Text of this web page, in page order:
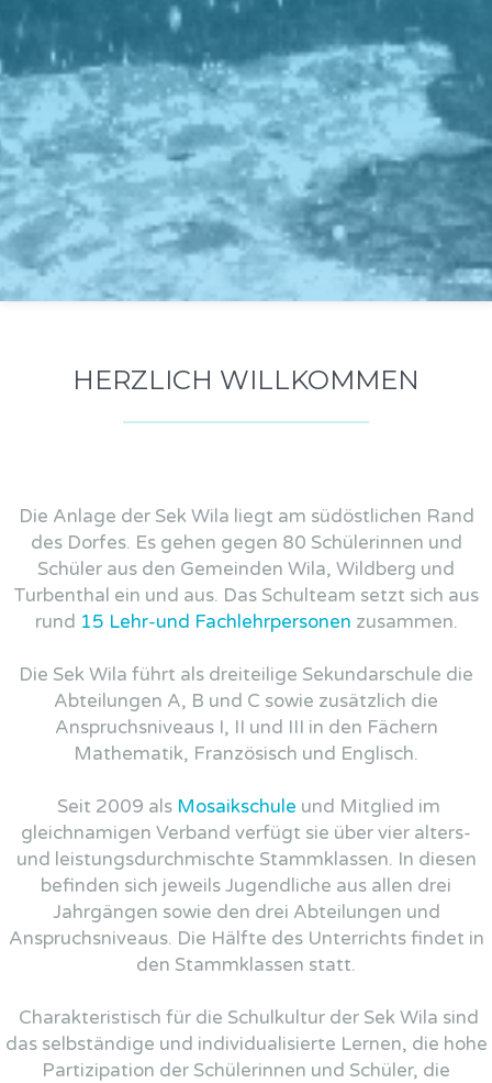
HERZLICH WILLKOMMEN
Die Anlage der Sek Wila liegt am südöstlichen Rand
des Dorfes. Es gehen gegen 80 Schülerinnen und
Schüler aus den Gemeinden Wila, Wildberg und
Turbenthal ein und aus. Das Schulteam setzt sich aus
rund 15 Lehr-und Fachlehrpersonen zusammen.
Die Sek Wila führt als dreiteilige Sekundarschule die
Abteilungen A, B und C sowie zusätzlich die
Anspruchsniveaus I, II und III in den Fächern
Mathematik, Französisch und Englisch.
Seit 2009 als Mosaikschule und Mitglied im
gleichnamigen Verband verfügt sie über vier alters-
und leistungsdurchmischte Stammklassen. In diesen
befinden sich jeweils Jugendliche aus allen drei
Jahrgängen sowie den drei Abteilungen und
Anspruchsniveaus. Die Hälfte des Unterrichts findet in
den Stammklassen statt.
Charakteristisch für die Schulkultur der Sek Wila sind
das selbständige und individualisierte Lernen, die hohe
Partizipation der Schülerinnen und Schüler, die